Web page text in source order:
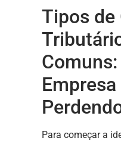
Tipos de
Para começar a